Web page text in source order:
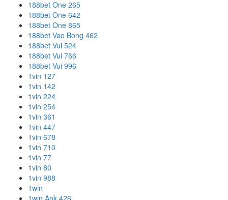
188bet One 265
188bet One 642
188bet One 865
188bet Vao Bong 462
188bet Vui 524
188bet Vui 766
188bet Vui 996
1vin 127
1vin 142
1vin 224
1vin 254
1vin 361
1vin 447
1vin 678
1vin 710
1vin 77
1vin 80
1vin 988
1win
1win Apk 426